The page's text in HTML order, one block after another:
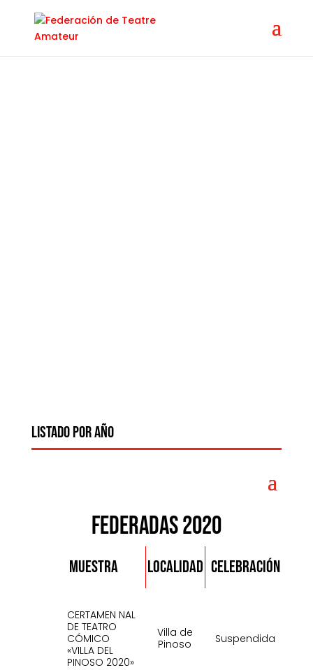
LISTADO POR AÑO
Federadas 2020
MUESTRA LOCALIDAD CELEBRACIÓN
CERTAMEN NAL
DE TEATRO
CÓMICO
«VILLA DEL
PINOSO 2020»
Villa de
Pinoso
Suspendida